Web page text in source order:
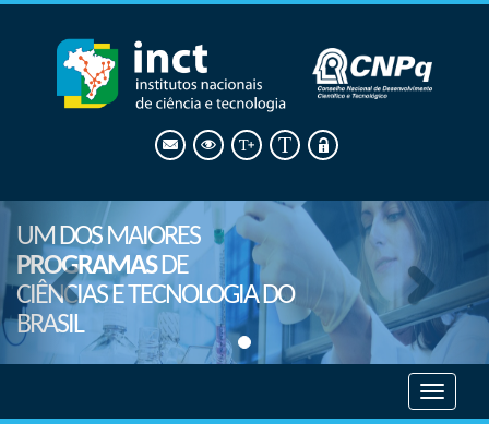
UM DOS MAIORES
PROGRAMASDE
CIÊNCIAS E TECNOLOGIA DO
BRASIL
menu